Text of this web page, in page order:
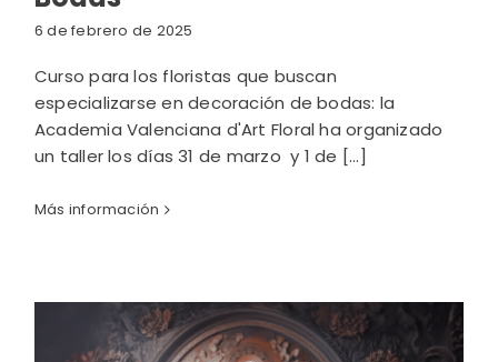
6 de febrero de 2025
Curso para los floristas que buscan
especializarse en decoración de bodas: la
Academia Valenciana d'Art Floral ha organizado
un taller los días 31 de marzo y 1 de [...]
Más información